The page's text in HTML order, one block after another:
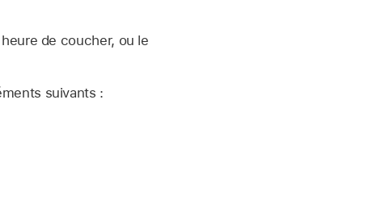
de coucher, ou le
suivants :